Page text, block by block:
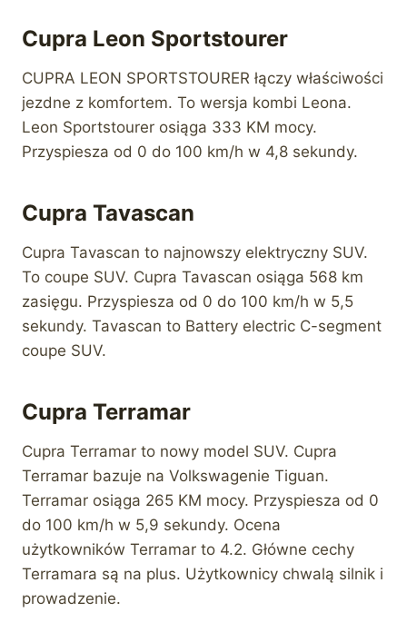
Cupra Leon Sportstourer
CUPRA LEON SPORTSTOURER łączy właściwości
jezdne z komfortem. To wersja kombi Leona.
Leon Sportstourer osiąga 333 KM mocy.
Przyspiesza od 0 do 100 km/h w 4,8 sekundy.
Cupra Tavascan
Cupra Tavascan to najnowszy elektryczny SUV.
To coupe SUV. Cupra Tavascan osiąga 568 km
zasięgu. Przyspiesza od 0 do 100 km/h w 5,5
sekundy. Tavascan to Battery electric C-segment
coupe SUV.
Cupra Terramar
Cupra Terramar to nowy model SUV. Cupra
Terramar bazuje na Volkswagenie Tiguan.
Terramar osiąga 265 KM mocy. Przyspiesza od 0
do 100 km/h w 5,9 sekundy. Ocena
użytkowników Terramar to 4.2. Główne cechy
Terramara są na plus. Użytkownicy chwalą silnik i
prowadzenie.